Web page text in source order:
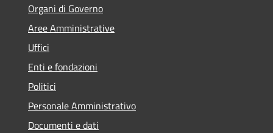
Organi di Governo
Aree Amministrative
Uffici
Enti e fondazioni
Politici
Personale Amministrativo
Documenti e dati